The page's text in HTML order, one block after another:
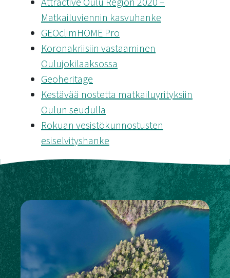
Matkailuviennin kasvuhanke
GEOclimHOME Pro
Koronakriisiin vastaaminen
Oulujokilaaksossa
Geoheritage
Kestävää nostetta matkailuyrityksiin
Oulun seudulla
Rokuan vesistökunnostusten
esiselvityshanke